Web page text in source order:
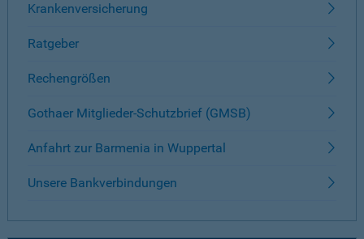
Krankenversicherung
Ratgeber
Rechengrößen
Gothaer Mitglieder-Schutzbrief (GMSB)
Anfahrt zur Barmenia in Wuppertal
Unsere Bankverbindungen